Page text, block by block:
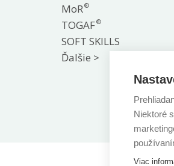
MoR®
TOGAF®
SOFT SKILLS
Ďalšie >
Niektoré
Viac